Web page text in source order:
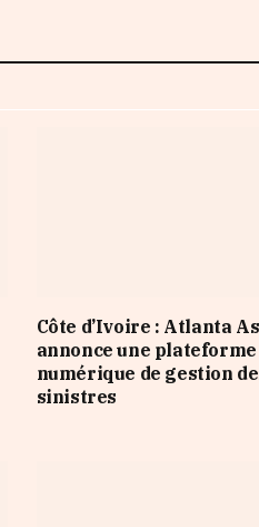
Côte d’Ivoire : Atlanta
annonce une plateforme
numérique de gestion
sinistres